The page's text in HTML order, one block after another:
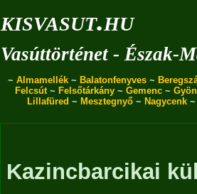
kisvasut.hu
Vasúttörténet - Észak-
~ Almamellék ~ Balatonfenyves ~
Felcsút~ Felsőtárkány ~ Gemenc ~
Lillafüred ~ Mesztegnyő~ Nagycenk
Kazincbarcikai